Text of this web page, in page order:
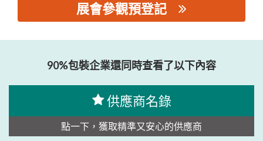
展會參觀預登記
90%包裝企業還同時查看了以下內容
供應商名錄
點一下，獲取精準又安心的供應商